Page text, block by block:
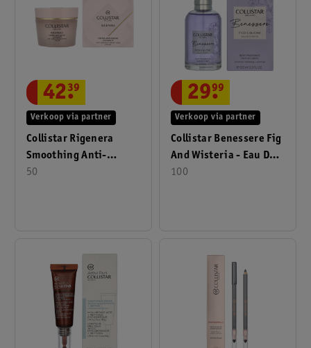
Collistar Rigenera
Smoothing Anti-
Wrinkle Cream 50ml
50
Verkoop via partner
42.
39
Collistar Benessere Fig
And Wisteria - Eau De
100
Verkoop via partner
29.
99